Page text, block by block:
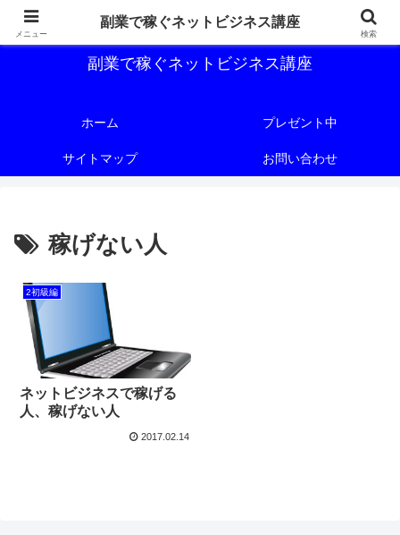
副業で稼ぐためのネットビジネス講座を公開しております。
副業で稼ぐネットビジネス講座
ホーム プレゼント中
サイトマップ お問い合わせ
稼げない人
2初級編
ネットビジネスで稼げる
人、稼げない人
2017.02.14
メニュー
副業で稼ぐネットビジネス講座
検索